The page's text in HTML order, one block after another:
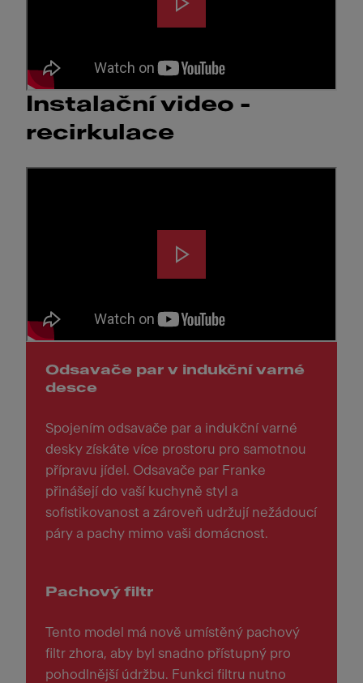
Instalační video -
recirkulace
Odsavače par v indukční varné
desce
Spojením odsavače par a indukční varné
desky získáte více prostoru pro samotnou
přípravu jídel. Odsavače par Franke
přinášejí do vaší kuchyně styl a
sofistikovanost a zároveň udržují nežádoucí
páry a pachy mimo vaši domácnost.
Pachový filtr
Tento model má nově umístěný pachový
filtr zhora, aby byl snadno přístupný pro
pohodlnější údržbu. Funkci filtru nutno